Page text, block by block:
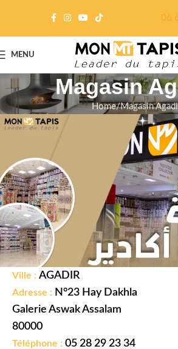
06
MENU
Magasin
Home Magasin
Ville : AGADIR
Adresse : N°23 Hay Dakhla
Galerie Aswak Assalam
80000
Téléphone : 05 28 29 23 34